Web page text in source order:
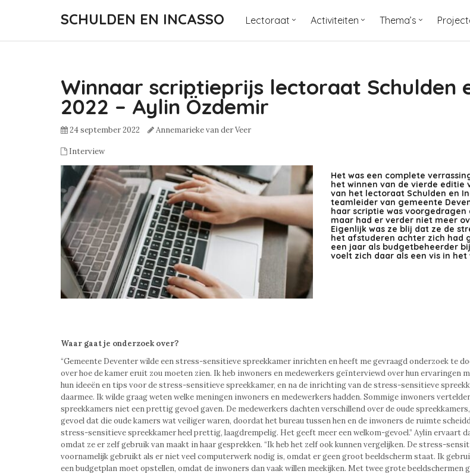
SCHULDEN EN INCASSO Lectoraat Activiteiten Thema’s
Winnaar scriptieprijs lectoraat Schulden
2022 – Aylin Özdemir
24 september 2022 Annemarieke van der Veer
Interview
Het was een complete
het winnen van de vierde editie
van het lectoraat Schulden en
teamleider van gemeente
haar scriptie was voorgedragen
maar had er verder niet meer
Eigenlijk was ze blij dat ze de
het afstuderen achter zich had
een jaar als budgetbeheerder
voelt zich daar als een vis in het
Waar gaat je onderzoek over?
“Gemeente Deventer wilde een stress-sensitieve spreekkamer inrichten en heeft me gevraagd onderzoek te
over hoe de kamer eruit zou moeten zien. Ik heb inwoners en medewerkers geïnterviewd over hun ervaringen
hun ideeën en tips voor de stress-sensitieve spreekkamer, en na de inrichting van de stress-sensitieve
daarmee. Ik wilde graag weten welke meningen inwoners en medewerkers hadden. Sommige inwoners
spreekkamers niet een prettig gevoel gaven. De medewerkers dachten verschillend over de oude
gevoel dat die oude kamers wat veiliger waren, doordat het bureau tussen hen en de inwoners de ruimte
stress-sensitieve spreekkamer heel prettig, laagdrempelig. Het geeft meer een welkom-gevoel.” Aylin ervaart
omdat ze er zelf gebruik van maakt in haar gesprekken. “Ik heb het zelf ook kunnen vergelijken. De stress-
voornamelijk gebruikt als er niet veel computerwerk nodig is, omdat er geen groot beeldscherm staat. Ik
een budgetplan moet opstellen, omdat de inwoners dan vaak willen meekijken. Met twee grote beeldschermen